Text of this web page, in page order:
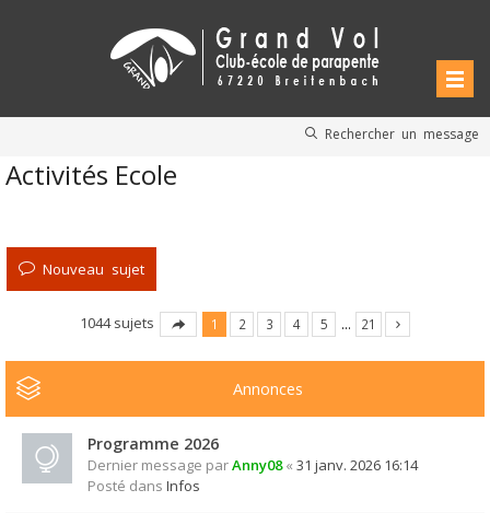
Rechercher un message
Activités Ecole
Nouveau sujet
1044 sujets 1 2 3 4 5 … 21
Annonces
Programme 2026
Dernier message parAnny08« 31 janv. 2026 16:14
Posté dans Infos